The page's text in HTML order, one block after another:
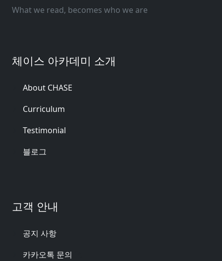
What we read, becomes who we are
체이스 아카데미 소개
About CHASE
Curriculum
Testimonial
블로그
고객 안내
공지 사항
카카오톡 문의